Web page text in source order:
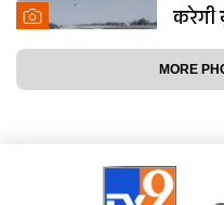
करेगी
MORE